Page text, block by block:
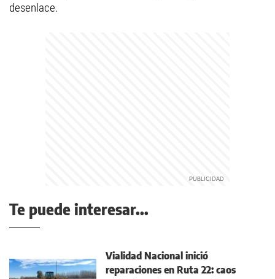
desenlace.
Te puede interesar...
Vialidad Nacional inició
reparaciones en Ruta 22: caos